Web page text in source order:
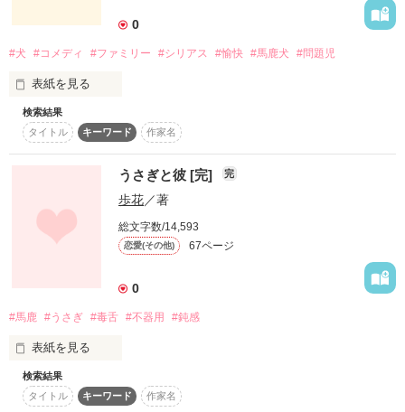
St. Valentine
今年こそは奇跡を！
あたしの祈りを受け止めてください！
片桐渚（♀）
17歳
東条忍（♂）
17歳
メチャメチャ硬派な
奇跡は起こるでしょうか…
◇　◆　◇
start 10.01.19
end 10.01.21
◇　◆　◇
0
#犬 #コメディ #ファミリー #シリアス #愉快 #馬鹿犬 #問題児
表紙を見る
「サミット(某スーパー)行ってくるね。」
そう言って母と父は家を出た。
食料品がないから、と
しかし父と母は狸のような犬を連れて帰ってきた。
「ペットショップに寄ったら可愛いかったから買っちゃった
このちょっと情けない感じが可愛いでしょ?」
と母は言った。
検索結果
タイトル
キーワード 作家名
うさぎと彼 [完] 完
歩花／著
総文字数/14,593
恋愛(その他) 67ページ
0
#馬鹿 #うさぎ #毒舌 #不器用 #鈍感
表紙を見る
検索結果
タイトル
キーワード 作家名